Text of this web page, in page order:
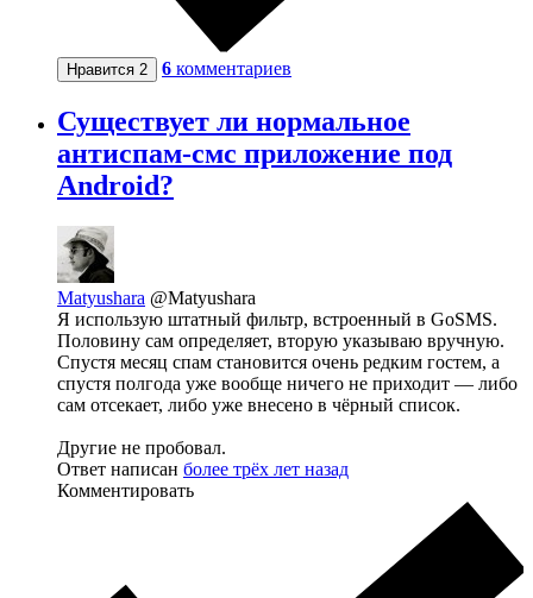
Нравится 2 6 комментариев
Существует ли нормальное
антиспам-смс приложение под
Android?
Matyushara @Matyushara
Я использую штатный фильтр, встроенный в GoSMS.
Половину сам определяет, вторую указываю вручную.
Спустя месяц спам становится очень редким гостем, а
спустя полгода уже вообще ничего не приходит — либо
сам отсекает, либо уже внесено в чёрный список.
Другие не пробовал.
Ответ написан более трёх лет назад
Комментировать